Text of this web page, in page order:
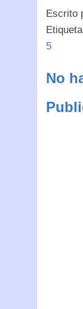
Escrito
5
No